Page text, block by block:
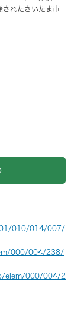
されたさいたま市
010/014/007/
000/004/238/
elem/000/004/2